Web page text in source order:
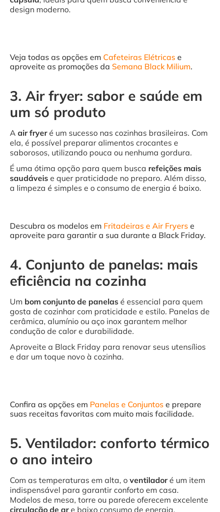
design moderno.
Veja todas as opções em Cafeteiras Elétricas e
aproveite as promoções da Semana Black Milium.
3. Air fryer: sabor e saúde em
um só produto
A air fryeré um sucesso nas cozinhas brasileiras. Com
ela, é possível preparar alimentos crocantes e
saborosos, utilizando pouca ou nenhuma gordura.
É uma ótima opção para quem busca refeições mais
saudáveis e quer praticidade no preparo. Além disso,
a limpeza é simples e o consumo de energia é baixo.
Descubra os modelos em Fritadeiras e Air Fryers e
aproveite para garantir a sua durante a Black Friday.
4. Conjunto de panelas: mais
eficiência na cozinha
Um bom conjunto de panelas é essencial para quem
gosta de cozinhar com praticidade e estilo. Panelas de
cerâmica, alumínio ou aço inox garantem melhor
condução de calor e durabilidade.
Aproveite a Black Friday para renovar seus utensílios
e dar um toque novo à cozinha.
Confira as opções em Panelas e Conjuntos e prepare
suas receitas favoritas com muito mais facilidade.
5. Ventilador: conforto térmico
o ano inteiro
Com as temperaturas em alta, o ventiladoré um item
indispensável para garantir conforto em casa.
Modelos de mesa, torre ou parede oferecem excelente
circulação de are baixo consumo de energia.